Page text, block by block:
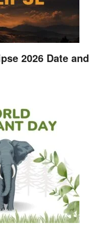
2026 Date and